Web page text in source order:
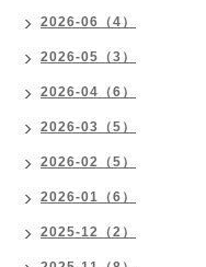
2026-06（4）
2026-05（3）
2026-04（6）
2026-03（5）
2026-02（5）
2026-01（6）
2025-12（2）